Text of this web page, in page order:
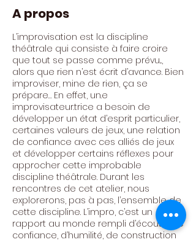
A propos
L’improvisation est la discipline
théâtrale qui consiste à faire croire
que tout se passe comme prévu...,
alors que rien n’est écrit d’avance. Bien
improviser, mine de rien, ça se
prépare… En effet, un.e
improvisateur.trice a besoin de
développer un état d’esprit particulier,
certaines valeurs de jeux, une relation
de confiance avec ces alliés de jeux
et développer certains réflexes pour
approcher cette improbable
discipline théâtrale. Durant les
rencontres de cet atelier, nous
explorerons, pas à pas, l’ensemble de
cette discipline. L’impro, c’est un
rapport au monde rempli d’écoute, de
confiance, d’humilité, de construction